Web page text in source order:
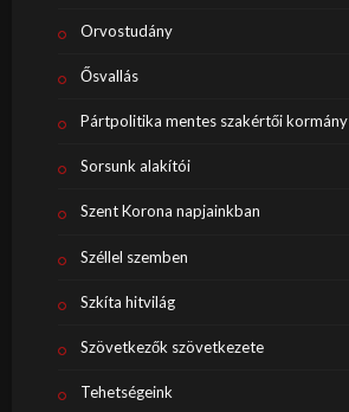
Orvostudány
Ősvallás
Pártpolitika mentes szakértői kormány
Sorsunk alakítói
Szent Korona napjainkban
Széllel szemben
Szkíta hitvilág
Szövetkezők szövetkezete
Tehetségeink